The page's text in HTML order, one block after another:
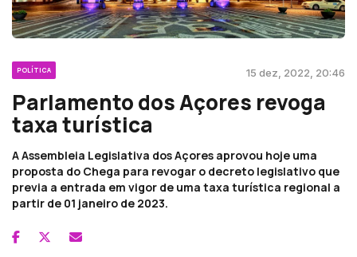
POLÍTICA 15 dez, 2022, 20:46
Parlamento dos Açores revoga
taxa turística
A Assembleia Legislativa dos Açores aprovou hoje uma
proposta do Chega para revogar o decreto legislativo que
previa a entrada em vigor de uma taxa turística regional a
partir de 01 janeiro de 2023.